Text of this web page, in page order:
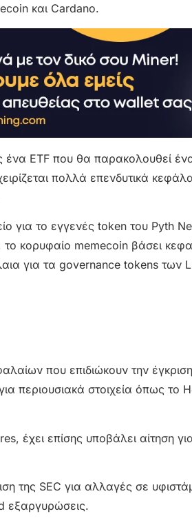
και Cardano.
ένα ETF που θα παρακολουθεί
πολλά επενδυτικά
για το εγγενές token του Pyth
το κορυφαίο memecoin βάσει
για τα governance tokens των
που επιδιώκουν την
περιουσιακά στοιχεία όπως το
έχει επίσης υποβάλει αίτηση
της SEC για αλλαγές σε
εξαργυρώσεις.